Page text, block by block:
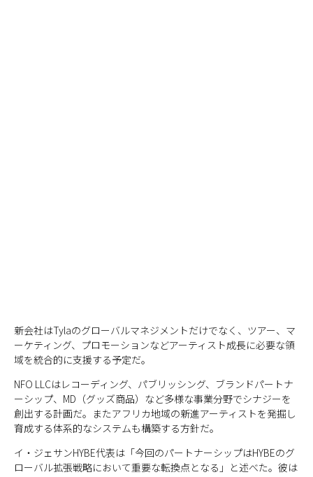
新会社はTylaのグローバルマネジメントだけでなく、ツアー、マ
ーケティング、プロモーションなどアーティスト成長に必要な領
域を統合的に支援する予定だ。
NFO LLCはレコーディング、パブリッシング、ブランドパートナ
ーシップ、MD（グッズ商品）など多様な事業分野でシナジーを
創出する計画だ。またアフリカ地域の新進アーティストを発掘し
育成する体系的なシステムも構築する方針だ。
イ・ジェサンHYBE代表は「今回のパートナーシップはHYBEのグ
ローバル拡張戦略において重要な転換点となる」と述べた。彼は